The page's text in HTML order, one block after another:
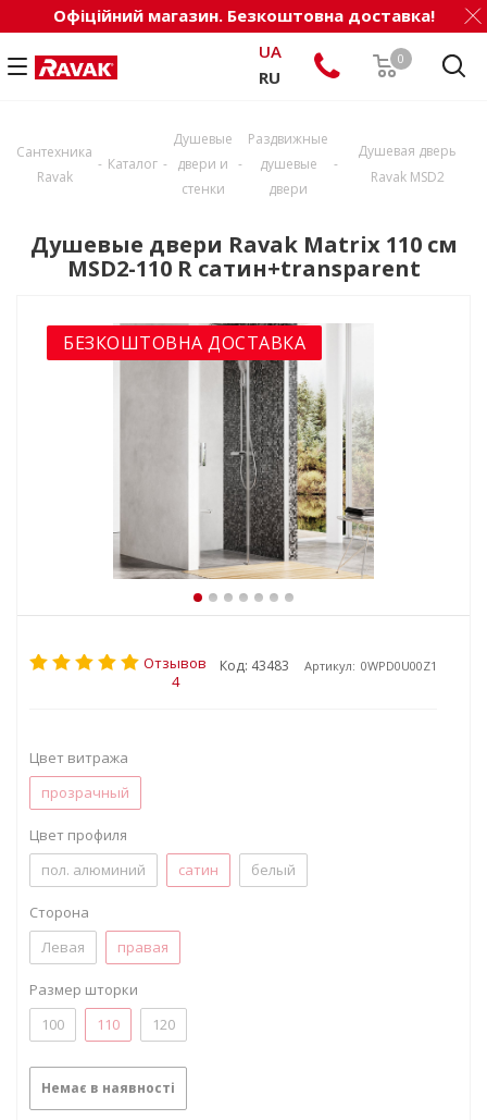
Офіційний магазин. Безкоштовна доставка!
0
UA
RU
Сантехника
Ravak
- Каталог -
Душевые
двери и
стенки
-
Раздвижные
душевые
двери
-
Душевая дверь
Ravak MSD2
Душевые двери Ravak Matrix 110 см
MSD2-110 R сатин+transparent
БЕЗКОШТОВНА ДОСТАВКА
Отзывов
4
Код: 43483 Артикул: 0WPD0U00Z1
Цвет витража
прозрачный
Цвет профиля
пол. алюминий
сатин белый
Сторона
Левая
правая
Размер шторки
100
110 120
Немає в наявності